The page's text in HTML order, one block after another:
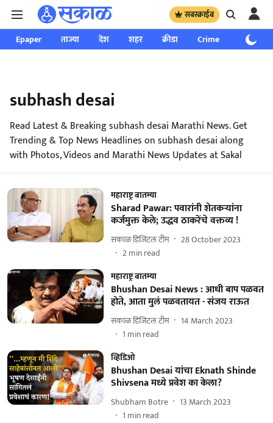
सबस्क्राईब
Epaper ताज्या देश शहर क्रीडा Crime साप्ताहिक
subhash desai
Read Latest & Breaking subhash desai Marathi News. Get
Trending & Top News Headlines on subhash desai along
with Photos, Videos and Marathi News Updates at Sakal
महाराष्ट्र बातम्या
Sharad Pawar: पवारांनी शेतकऱ्यांना
कर्जमुक्त केले; उद्धव ठाकरेंचे वक्तव्य !
सकाळ डिजिटल टीम
28 October 2023
2min read
महाराष्ट्र बातम्या
Bhushan Desai News : आधी बाप पळवत
होते, आता मुलं पळवतायत - संजय राऊत
सकाळ डिजिटल टीम
14 March 2023
1 min read
व्हिडिओ
Bhushan Desai यांचा Eknath Shinde
Shivsena मध्ये प्रवेश का केला?
Shubham Botre
13 March 2023
1 min read